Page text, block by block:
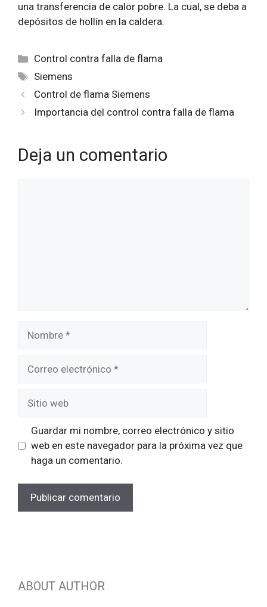
una transferencia de calor pobre. La cual, se deba a
depósitos de hollín en la caldera.
Categorías
Control contra falla de flama
Etiquetas
Siemens
Control de flama Siemens
Importancia del control contra falla de flama
Deja un comentario
Guardar mi nombre, correo electrónico y sitio
web en este navegador para la próxima vez que
haga un comentario.
ABOUT AUTHOR